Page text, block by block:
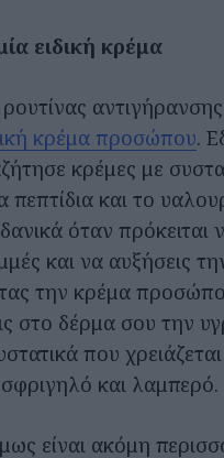
ειδική κρέμα
αντιγήρανσης
κρέμα προσώπου.
κρέμες με
πεπτίδια και το
όταν πρόκειται
και να αυξήσεις
την κρέμα
στο δέρμα σου την
που
και λαμπερό.
είναι ακόμη